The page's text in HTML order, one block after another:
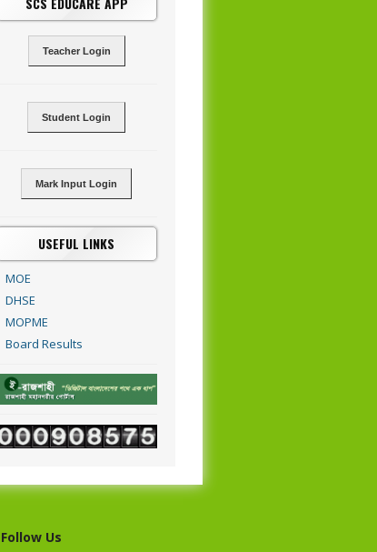
Teacher Login
Student Login
Mark Input Login
USEFUL LINKS
MOE
DHSE
MOPME
Board Results
Follow Us